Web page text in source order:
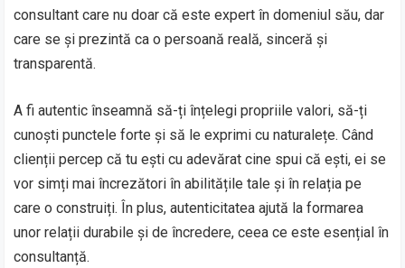
consultant care nu doar că este expert în domeniul său, dar
care se și prezintă ca o persoană reală, sinceră și
transparentă.
A fi autentic înseamnă să-ți înțelegi propriile valori, să-ți
cunoști punctele forte și să le exprimi cu naturalețe. Când
clienții percep că tu ești cu adevărat cine spui că ești, ei se
vor simți mai încrezători în abilitățile tale și în relația pe
care o construiți. În plus, autenticitatea ajută la formarea
unor relații durabile și de încredere, ceea ce este esențial în
consultanță.